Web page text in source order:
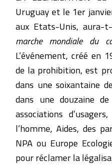
Uruguay et le 1er
aux Etats-Unis,
marche mondiale du
L’événement, créé en
de la prohibition, est
dans une soixantaine
dans une douzaine
associations
l’homme, Aides, des
NPA ou Europe
pour réclamer la